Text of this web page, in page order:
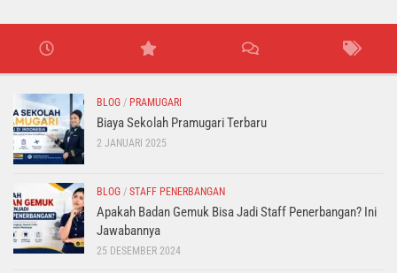
BLOG / PRAMUGARI
Biaya Sekolah Pramugari Terbaru
2 JANUARI 2025
BLOG / STAFF PENERBANGAN
Apakah Badan Gemuk Bisa Jadi Staff Penerbangan? Ini
Jawabannya
25 DESEMBER 2024